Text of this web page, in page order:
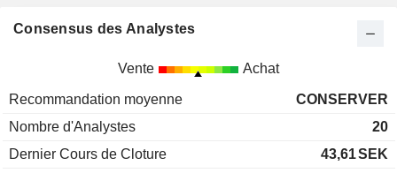
Consensus des Analystes
Vente Achat
Recommandation moyenne
CONSERVER
Nombre d'Analystes
20
Dernier Cours de Cloture
43,61SEK